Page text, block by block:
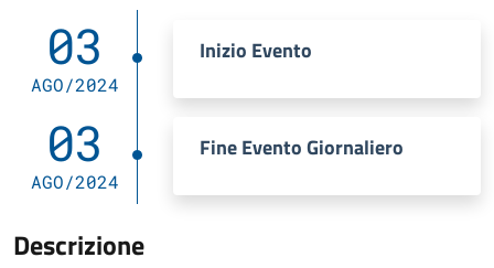
03
AGO/2024
Inizio Evento
03
AGO/2024
Fine Evento Giornaliero
Descrizione